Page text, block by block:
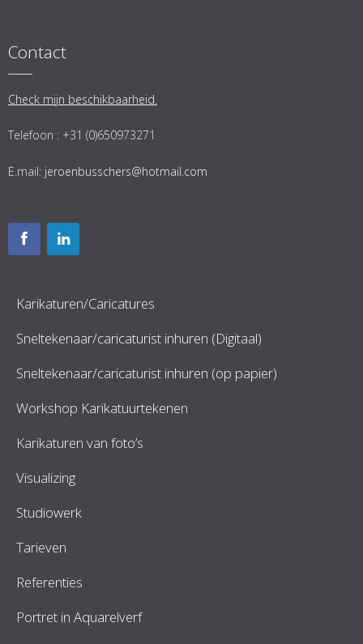
Contact
Check mijn beschikbaarheid.
Telefoon : +31 (0)650973271
E.mail: jeroenbusschers@hotmail.com
Karikaturen/Caricatures
Sneltekenaar/caricaturist inhuren (Digitaal)
Sneltekenaar/caricaturist inhuren (op papier)
Workshop Karikatuurtekenen
Karikaturen van foto’s
Visualizing
Studiowerk
Tarieven
Referenties
Portret in Aquarelverf